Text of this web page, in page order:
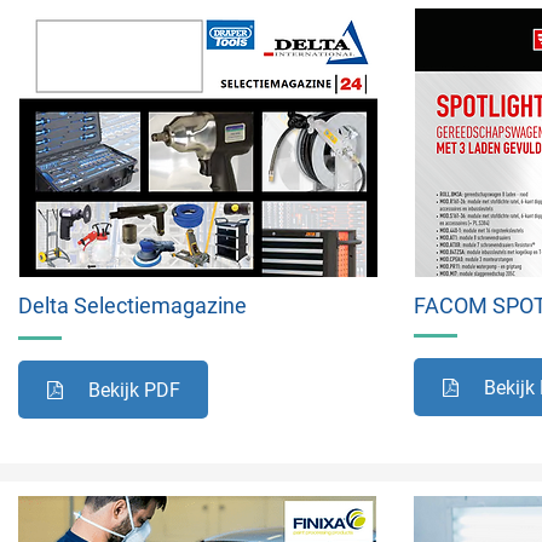
Delta Selectiemagazine
Bekijk PDF
FACOM
Bekijk